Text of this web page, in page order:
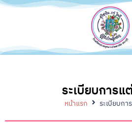
ระเบียบการแ
หน้าแรก ระเบียบก